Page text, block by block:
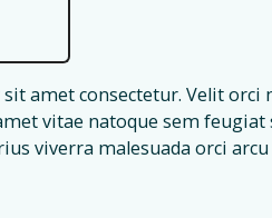
amet consectetur. Velit
vitae natoque sem
viverra malesuada orci